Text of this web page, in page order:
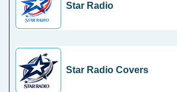
Star Radio
Star Radio Covers